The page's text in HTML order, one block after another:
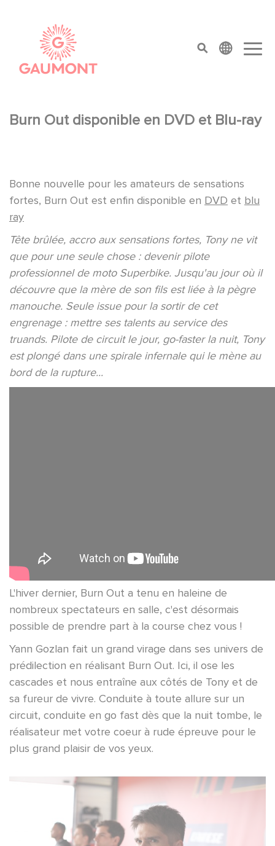
top menu
Burn Out disponible en DVD et Blu-ray
Bonne nouvelle pour les amateurs de sensations
fortes, Burn Out est enfin disponible en DVD et blu
ray
Tête brûlée, accro aux sensations fortes, Tony ne vit
que pour une seule chose : devenir pilote
professionnel de moto Superbike. Jusqu'au jour où il
découvre que la mère de son fils est liée à la pègre
manouche. Seule issue pour la sortir de cet
engrenage : mettre ses talents au service des
truands. Pilote de circuit le jour, go-faster la nuit, Tony
est plongé dans une spirale infernale qui le mène au
bord de la rupture...
L'hiver dernier, Burn Out a tenu en haleine de
nombreux spectateurs en salle, c'est désormais
possible de prendre part à la course chez vous !
Yann Gozlan fait un grand virage dans ses univers de
prédilection en réalisant Burn Out. Ici, il ose les
cascades et nous entraîne aux côtés de Tony et de
sa fureur de vivre. Conduite à toute allure sur un
circuit, conduite en go fast dès que la nuit tombe, le
réalisateur met votre coeur à rude épreuve pour le
plus grand plaisir de vos yeux.